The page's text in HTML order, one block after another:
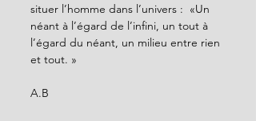
situer l’homme dans l’univers :  «Un
néant à l’égard de l’infini, un tout à
l’égard du néant, un milieu entre rien
et tout. »
A.B